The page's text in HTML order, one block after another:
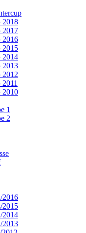
2018
2017
2016
2015
2014
2013
2012
2010
1
2
2016
2015
2014
2013